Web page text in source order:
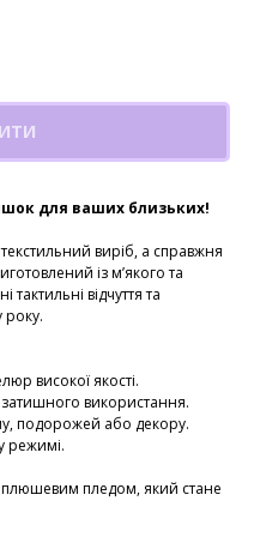
для ваших близьких!
виріб, а справжня
із м’якого та
відчуття та
року.
високої якості.
використання.
подорожей або декору.
режимі.
плюшевим пледом, який стане